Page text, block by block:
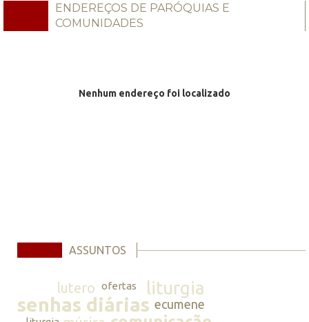
ENDEREÇOS DE PARÓQUIAS E
COMUNIDADES
Nenhum endereço foi localizado
ASSUNTOS
lutero ofertas liturgia
senhas diárias ecumene